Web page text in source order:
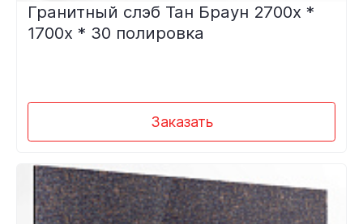
Гранитный слэб Тан Браун 2700х *
1700х * 30 полировка
Заказать